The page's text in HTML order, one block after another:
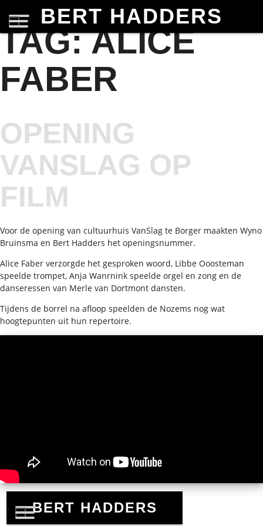
BERT HADDERS
TAG:ALICE
FABER
OPENING
VANSLAG OP
FILM
Voor de opening van cultuurhuis VanSlag te Borger maakten Wyno
Bruinsma en Bert Hadders het openingsnummer.
Alice Faber verzorgde het gesproken woord, Libbe Ooosteman
speelde trompet, Anja Wanrnink speelde orgel en zong en de
danseressen van Merle van Dortmont dansten.
Tijdens de borrel na afloop speelden de Nozems nog wat
hoogtepunten uit hun repertoire.